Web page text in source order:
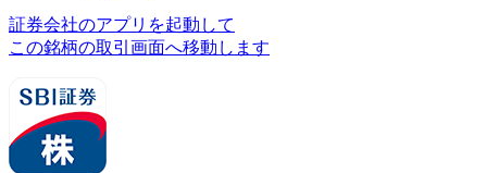
証券会社のアプリを起動して
この銘柄の取引画面へ移動します